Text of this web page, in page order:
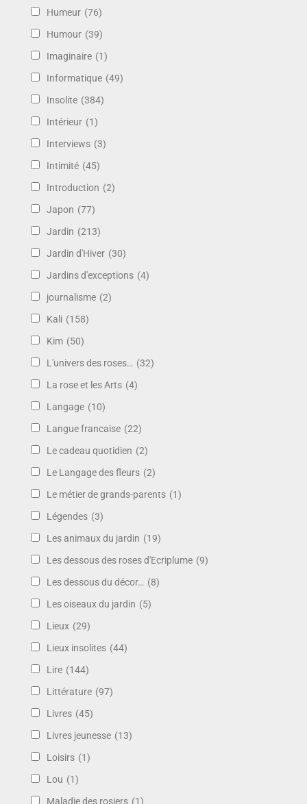
Humeur (76)
Humour (39)
Imaginaire (1)
Informatique (49)
Insolite (384)
Intérieur (1)
Interviews (3)
Intimité (45)
Introduction (2)
Japon (77)
Jardin (213)
Jardin d'Hiver (30)
Jardins d'exceptions (4)
journalisme (2)
Kali (158)
Kim (50)
L'univers des roses… (32)
La rose et les Arts (4)
Langage (10)
Langue francaise (22)
Le cadeau quotidien (2)
Le Langage des fleurs (2)
Le métier de grands-parents (1)
Légendes (3)
Les animaux du jardin (19)
Les dessous des roses d'Ecriplume (9)
Les dessous du décor… (8)
Les oiseaux du jardin (5)
Lieux (29)
Lieux insolites (44)
Lire (144)
Littérature (97)
Livres (45)
Livres jeunesse (13)
Loisirs (1)
Lou (1)
Maladie des rosiers (1)